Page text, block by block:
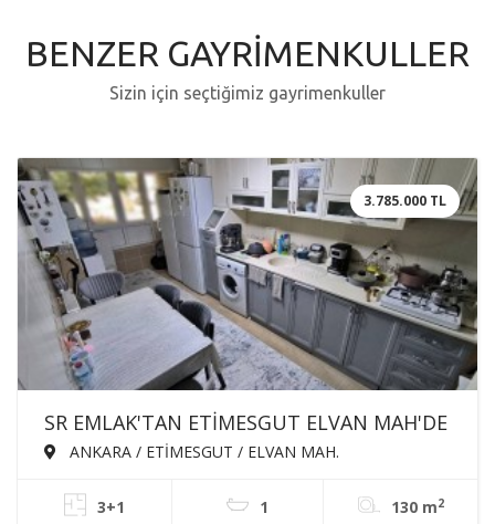
BENZER GAYRİMENKULLER
Sizin için seçtiğimiz gayrimenkuller
3.785.000 TL
SR EMLAK'TAN ETİMESGUT ELVAN MAH'DE
3+1 130m² GENİŞ KAT KONUMUNDA
ANKARA / ETİMESGUT / ELVAN MAH.
3+1 1 130 m2